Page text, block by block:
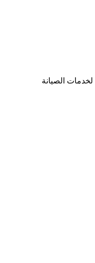
لخدمات الصيانة